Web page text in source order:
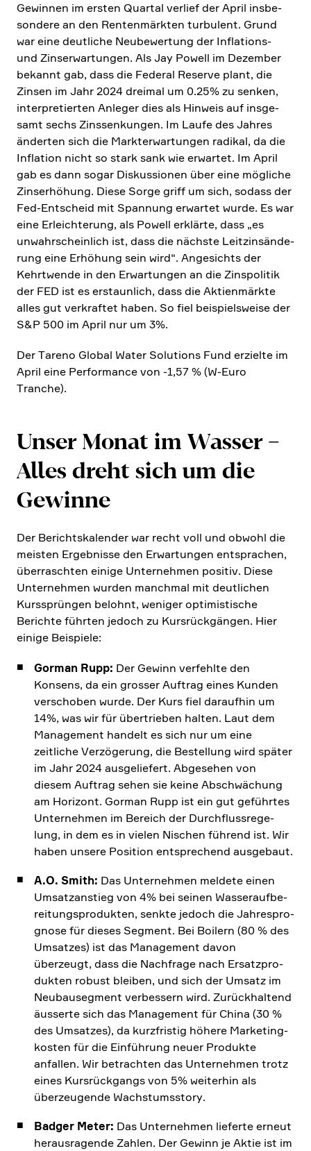
Gewinnen im ersten Quartal verlief der April insbe­
son­dere an den Renten­märkten turbu­lent. Grund
war eine deutliche Neube­wer­tung der Infla­tions-
und Zinser­war­tungen. Als Jay Powell im Dezember
bekannt gab, dass die Federal Reserve plant, die
Zinsen im Jahr 2024 dreimal um 0.25% zu senken,
inter­pre­tierten Anleger dies als Hinweis auf insge­
samt sechs Zinssen­kungen. Im Laufe des Jahres
änderten sich die Markt­er­war­tungen radikal, da die
Infla­tion nicht so stark sank wie erwartet. Im April
gab es dann sogar Diskus­sionen über eine mögliche
Zinser­hö­hung. Diese Sorge griff um sich, sodass der
Fed-Entscheid mit Spannung erwartet wurde. Es war
eine Erleich­te­rung, als Powell erklärte, dass „es
unwahr­schein­lich ist, dass die nächste Leitzins­än­de­
rung eine Erhöhung sein wird“. Angesichts der
Kehrt­wende in den Erwar­tungen an die Zinspo­litik
der FED ist es erstaun­lich, dass die Aktien­märkte
alles gut verkraftet haben. So fiel beispiels­weise der
S&P 500 im April nur um 3%.
Der Tareno Global Water Solutions Fund erzielte im
April eine Perfor­mance von ‑1,57 % (W‑Euro
Tranche).
Unser Monat im Wasser –
Alles dreht sich um die
Gewinne
Der Berichts­ka­lender war recht voll und obwohl die
meisten Ergeb­nisse den Erwar­tungen entspra­chen,
überraschten einige Unter­nehmen positiv. Diese
Unter­nehmen wurden manchmal mit deutli­chen
Kurssprüngen belohnt, weniger optimi­sti­sche
Berichte führten jedoch zu Kursrück­gängen. Hier
einige Beispiele:
Gorman Rupp: Der Gewinn verfehlte den
Konsens, da ein grosser Auftrag eines Kunden
verschoben wurde. Der Kurs fiel daraufhin um
14%, was wir für übertrieben halten. Laut dem
Manage­ment handelt es sich nur um eine
zeitliche Verzö­ge­rung, die Bestel­lung wird später
im Jahr 2024 ausge­lie­fert. Abgesehen von
diesem Auftrag sehen sie keine Abschwä­chung
am Horizont. Gorman Rupp ist ein gut geführtes
Unter­nehmen im Bereich der Durch­fluss­re­ge­
lung, in dem es in vielen Nischen führend ist. Wir
haben unsere Position entspre­chend ausge­baut.
A.O. Smith: Das Unter­nehmen meldete einen
Umsatz­an­stieg von 4% bei seinen Wasser­auf­be­
rei­tungs­pro­dukten, senkte jedoch die Jahres­pro­
gnose für dieses Segment. Bei Boilern (80 % des
Umsatzes) ist das Manage­ment davon
überzeugt, dass die Nachfrage nach Ersatz­pro­
dukten robust bleiben, und sich der Umsatz im
Neubau­seg­ment verbes­sern wird. Zurück­hal­tend
äusserte sich das Manage­ment für China (30 %
des Umsatzes), da kurzfri­stig höhere Marke­ting­
ko­sten für die Einfüh­rung neuer Produkte
anfallen. Wir betrachten das Unter­nehmen trotz
eines Kursrück­gangs von 5% weiterhin als
überzeu­gende Wachs­tums­story.
Badger Meter: Das Unter­nehmen lieferte erneut
heraus­ra­gende Zahlen. Der Gewinn je Aktie ist im